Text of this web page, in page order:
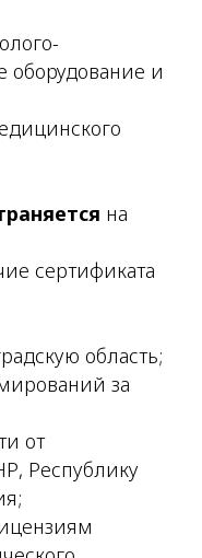
оборудование и
на
сертификата
область;
за
от
Республику